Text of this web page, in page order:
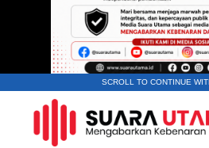
SCROLL TO CONTINUE